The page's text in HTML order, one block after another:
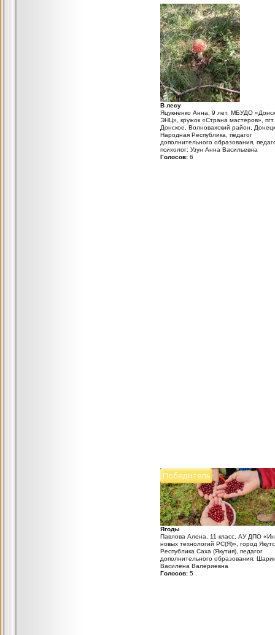
В лесу
Яцукненко Анна, 9 лет, МБУДО
ЭНЦ», кружок «Страна мастеров», пгт.
Донское, Волновахский район,
Народная Республика, педагог
дополнительного образования,
психолог: Узун Анна Васильевна
Голосов: 6
Ягоды
Павлова Алена, 11 класс, АУ ДПО
новых технологий РС(Я)», город
Республика Саха (Якутия), педагог
дополнительного образования:
Василена Валериевна
Голосов: 5